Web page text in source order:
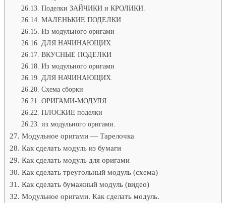
Поделки ЗАЙЧИКИ и КРОЛИКИ.
МАЛЕНЬКИЕ ПОДЕЛКИ
Из модульного оригами
ДЛЯ НАЧИНАЮЩИХ.
ВКУСНЫЕ ПОДЕЛКИ
Из модульного оригами
ДЛЯ НАЧИНАЮЩИХ.
Схема сборки
ОРИГАМИ-МОДУЛЯ.
ПЛОСКИЕ поделки
из модульного оригами.
Модульное оригами — Тарелочка
Как сделать модуль из бумаги
Как сделать модуль для оригами
Как сделать треугольный модуль (схема)
Как сделать бумажный модуль (видео)
Модульное оригами. Как сделать модуль.